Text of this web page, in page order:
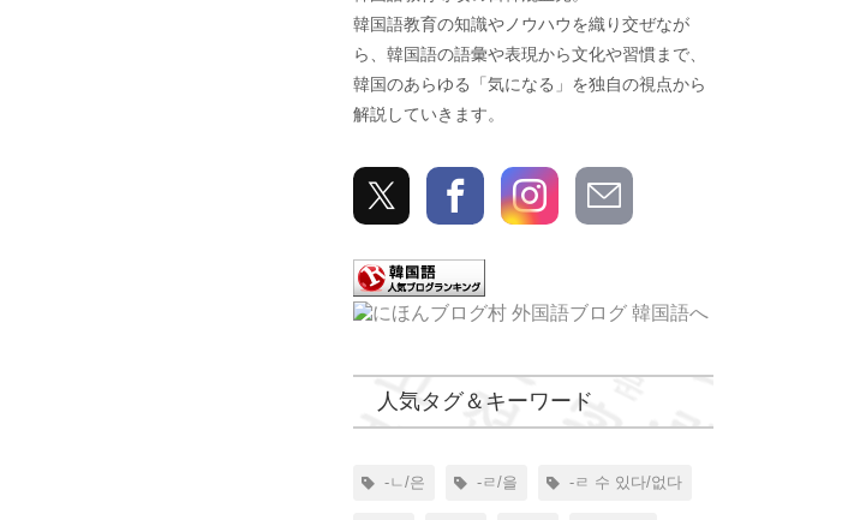
韓国語教育の知識やノウハウを織り交ぜなが
ら、韓国語の語彙や表現から文化や習慣まで、
韓国のあらゆる「気になる」を独自の視点から
解説していきます。
人気タグ＆キーワード
-ㄴ/은 -ㄹ/을 -ㄹ 수 있다/없다